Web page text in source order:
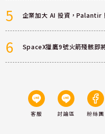
5 企業加大 AI 投資，Palantir
6 SpaceX獵鷹9號火箭殘骸即
客服 討論區 粉絲團